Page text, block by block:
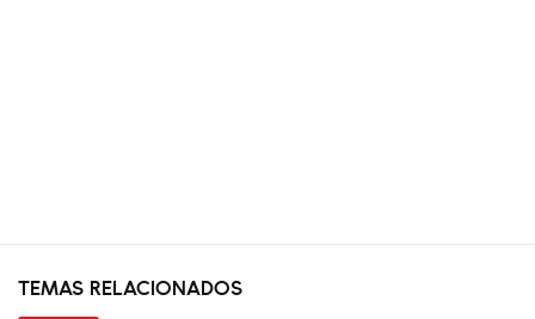
TEMAS RELACIONADOS